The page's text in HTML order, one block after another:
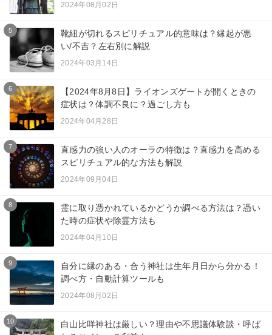
2024年08月02日
5
靴紐が切れるスピリチュアル的意味は？縁起が悪
い/不吉？左右別に解説
2024年03月14日
6
【2024年8月8日】ライオンズゲートが開くときの
症状は？体調不良に？過ごし方も
2024年04月28日
7
直感力の強い人のオーラの特徴は？直感力を高める
スピリチュアル的な方法も解説
2024年09月04日
8
霊に取り憑かれているかどうか調べる方法は？憑い
た時の症状や除霊方法も
2024年04月10日
9
自分に縁のある・合う神社は生年月日から分かる！
調べ方・自動計算ツールも
2024年08月02日
10
白山比咩神社は厳しい？理由や不思議体験談・呼ば